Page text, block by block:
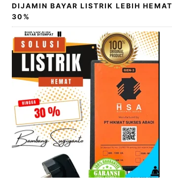
DIJAMIN BAYAR LISTRIK LEBIH HEMAT
30%